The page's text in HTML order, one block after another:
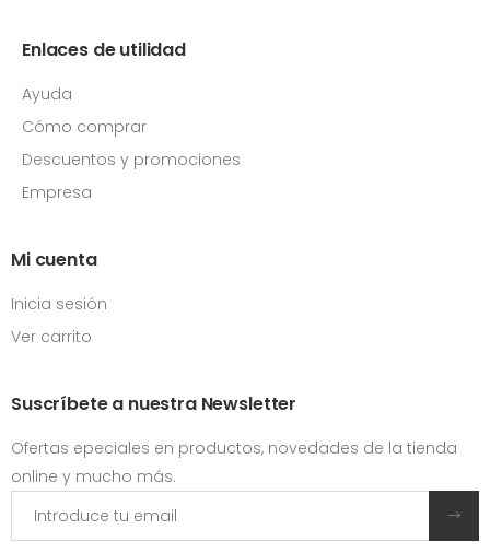
Enlaces de utilidad
Ayuda
Cómo comprar
Descuentos y promociones
Empresa
Mi cuenta
Inicia sesión
Ver carrito
Suscríbete a nuestra Newsletter
Ofertas epeciales en productos, novedades de la tienda
online y mucho más.